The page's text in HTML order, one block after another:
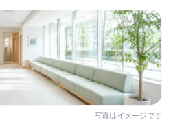
写真はイメージです